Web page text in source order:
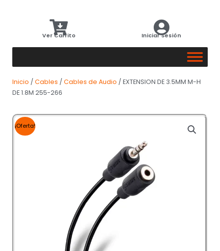
Ver Carrito Iniciar Sesión
Inicio / Cables / Cables de Audio / EXTENSION DE 3.5MM M-H
DE 1.8M 255-266
¡Oferta!